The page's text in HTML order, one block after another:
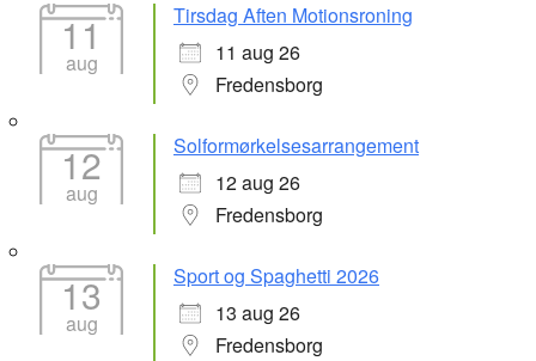
11
aug
Tirsdag Aften Motionsroning
11 aug 26
Fredensborg
12
aug
Solformørkelsesarrangement
12 aug 26
Fredensborg
13
aug
Sport og Spaghetti 2026
13 aug 26
Fredensborg